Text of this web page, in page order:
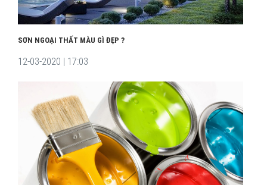
SƠN NGOẠI THẤT MÀU GÌ ĐẸP ?
12-03-2020 | 17:03